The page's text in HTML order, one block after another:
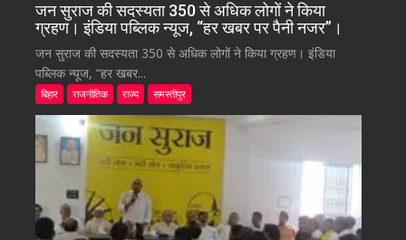
जन सुराज की सदस्यता 350 से अधिक लोगों ने किया
ग्रहण। इंडिया पब्लिक न्यूज, “हर खबर पर पैनी नजर”।
जन सुराज की सदस्यता 350 से अधिक लोगों ने किया ग्रहण। इंडिया
पब्लिक न्यूज, “हर खबर...
बिहार राजनीतिक राज्य समस्तीपुर